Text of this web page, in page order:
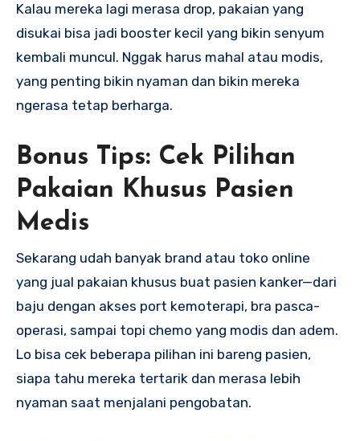
Kalau mereka lagi merasa drop, pakaian yang
disukai bisa jadi booster kecil yang bikin senyum
kembali muncul. Nggak harus mahal atau modis,
yang penting bikin nyaman dan bikin mereka
ngerasa tetap berharga.
Bonus Tips: Cek Pilihan
Pakaian Khusus Pasien
Medis
Sekarang udah banyak brand atau toko online
yang jual pakaian khusus buat pasien kanker—dari
baju dengan akses port kemoterapi, bra pasca-
operasi, sampai topi chemo yang modis dan adem.
Lo bisa cek beberapa pilihan ini bareng pasien,
siapa tahu mereka tertarik dan merasa lebih
nyaman saat menjalani pengobatan.